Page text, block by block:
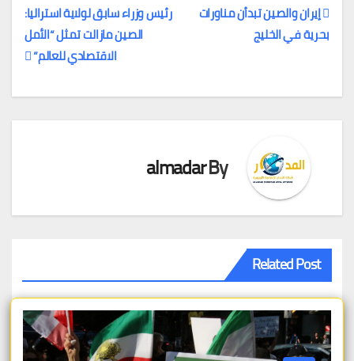
تصفّح
رئيس وزراء سابق لولاية استراليا:
الصين مازالت تمثل “الأمل
الاقتصادي للعالم”
إيران والصين تبدأن مناورات
بحرية في الخليج
By
almadar
Related Post